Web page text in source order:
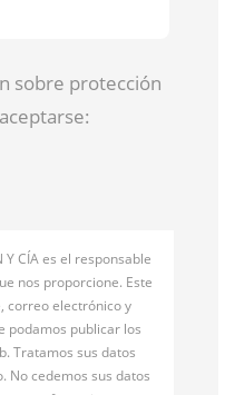
sobre protección
Y CÍA es el responsable
nos proporcione. Este
correo electrónico y
podamos publicar los
Tratamos sus datos
No cedemos sus datos